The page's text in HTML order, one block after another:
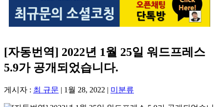
[자동번역] 2022년 1월 25일 워드프레스
5.9가 공개되었습니다.
게시자 : 최 규문 | 1월 28, 2022 | 미분류